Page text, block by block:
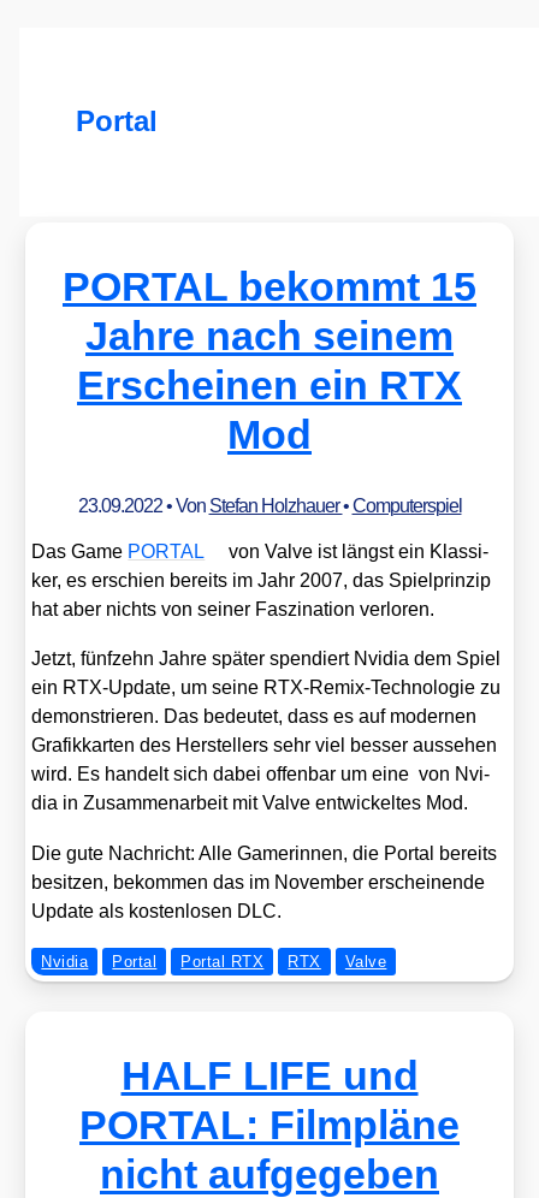
Portal
PORTAL bekommt 15
Jahre nach seinem
Erscheinen ein RTX
Mod
23.09.2022• Von Stefan Holzhauer•Computerspiel
Das Game PORTAL
von Val­ve ist längst ein Klas­si­
ker, es erschien bereits im Jahr 2007, das Spiel­prin­zip
hat aber nichts von sei­ner Fas­zi­na­ti­on ver­lo­ren.
Jetzt, fünf­zehn Jah­re spä­ter spen­diert Nvi­dia dem Spiel
ein RTX-Update, um sei­ne RTX-Remix-Tech­no­lo­gie zu
demons­trie­ren. Das bedeu­tet, dass es auf moder­nen
Gra­fik­kar­ten des Her­stel­lers sehr viel bes­ser aus­se­hen
wird. Es han­delt sich dabei offen­bar um eine von Nvi­
dia in Zusam­men­ar­beit mit Val­ve ent­wi­ckel­tes Mod.
Die gute Nach­richt: Alle Game­rin­nen, die Por­tal bereits
besit­zen, bekom­men das im Novem­ber erschei­nen­de
Update als kos­ten­lo­sen DLC.
Nvidia Portal Portal RTX RTX Valve
HALF LIFE und
PORTAL: Filmpläne
nicht aufgegeben